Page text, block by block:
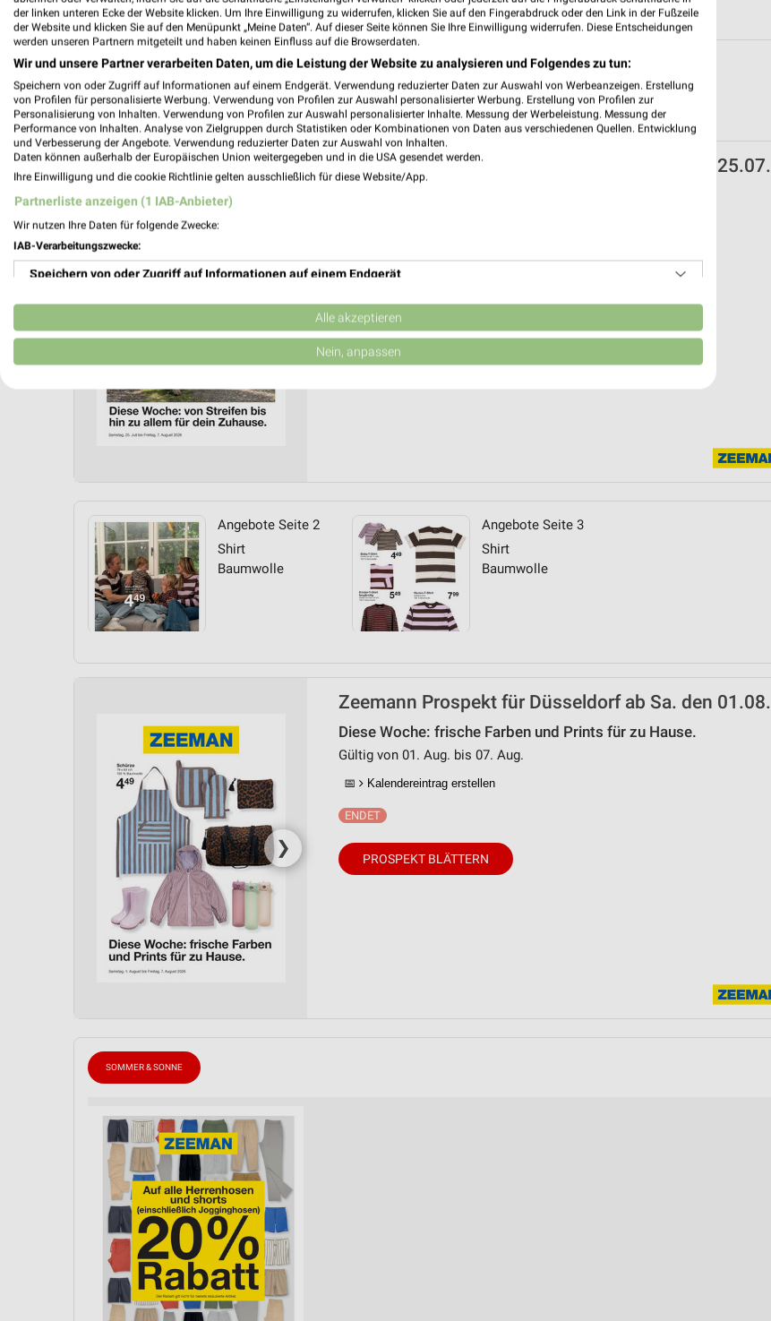
ÖPNV ANZEIGEN LADESÄULEN ANZEIGEN NAVIGATION MIT GOOGLE/IOS MAPS
Aktuelle Angebote in dieser Filiale
Anzahl Prospekte: 2
Letztes Prospektupdate: vor 6 Tagen
❯
Zeemann Prospekt für Düsseldorf ab Sa. den 25.07.
Angebote Seite 2
Shirt
Baumwolle
Angebote Seite 3
Shirt
Baumwolle
❯
Zeemann Prospekt für Düsseldorf ab Sa. den 01.08.
Diese Woche: frische Farben und Prints für zu Hause.
Gültig von 01. Aug. bis 07. Aug.
📅 Kalendereintrag erstellen
PROSPEKT BLÄTTERN
SOMMER & SONNE
der linken unteren Ecke der Website klicken. Um Ihre Einwilligung zu widerrufen, klicken Sie auf den Fingerabdruck oder den Link in der Fußzeile
der Website und klicken Sie auf den Menüpunkt „Meine Daten“. Auf dieser Seite können Sie Ihre Einwilligung widerrufen. Diese Entscheidungen
werden unseren Partnern mitgeteilt und haben keinen Einfluss auf die Browserdaten.
Wir und unsere Partner verarbeiten Daten, um die Leistung der Website zu analysieren und Folgendes zu tun:
Speichern von oder Zugriff auf Informationen auf einem Endgerät. Verwendung reduzierter Daten zur Auswahl von Werbeanzeigen. Erstellung
von Profilen für personalisierte Werbung. Verwendung von Profilen zur Auswahl personalisierter Werbung. Erstellung von Profilen zur
Personalisierung von Inhalten. Verwendung von Profilen zur Auswahl personalisierter Inhalte. Messung der Werbeleistung. Messung der
Performance von Inhalten. Analyse von Zielgruppen durch Statistiken oder Kombinationen von Daten aus verschiedenen Quellen. Entwicklung
und Verbesserung der Angebote. Verwendung reduzierter Daten zur Auswahl von Inhalten.
Daten können außerhalb der Europäischen Union weitergegeben und in die USA gesendet werden.
Ihre Einwilligung und die cookie Richtlinie gelten ausschließlich für diese Website/App.
Partnerliste anzeigen (1 IAB-Anbieter)
Wir nutzen Ihre Daten für folgende Zwecke:
IAB-Verarbeitungszwecke:
Speichern von oder Zugriff auf Informationen auf einem Endgerät
Verwendung reduzierter Daten zur Auswahl von Werbeanzeigen
Erstellung von Profilen für personalisierte Werbung
Erstellung von Profilen zur Personalisierung von Inhalten
Messung der Performance von Inhalten
Analyse von Zielgruppen durch Statistiken oder Kombinationen von Daten aus verschiedenen
Entwicklung und Verbesserung der Angebote
Geräte anhand von aktiv angeforderten Informationen identifizieren
Nicht-IAB-Verarbeitungszwecke:
Alle akzeptieren
Nein, anpassen